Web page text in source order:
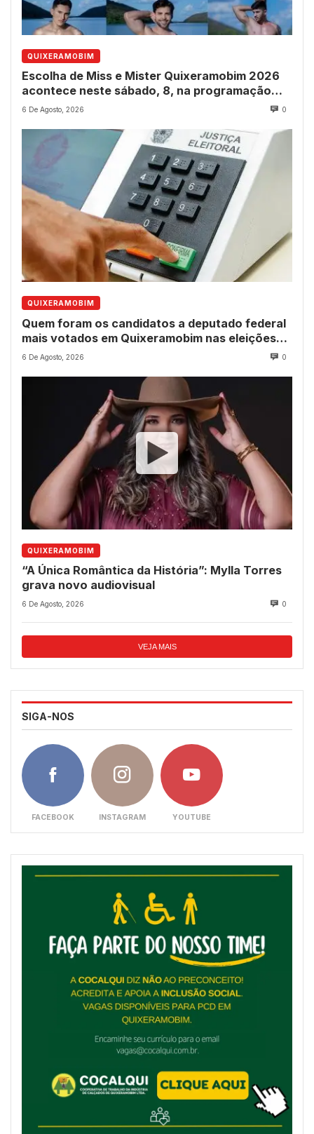
QUIXERAMOBIM
Escolha de Miss e Mister Quixeramobim 2026
acontece neste sábado, 8, na programação
dos 237 anos do município
6 De Agosto, 2026 0
QUIXERAMOBIM
Quem foram os candidatos a deputado federal
mais votados em Quixeramobim nas eleições
de 2022?
6 De Agosto, 2026 0
QUIXERAMOBIM
“A Única Romântica da História”: Mylla Torres
grava novo audiovisual
6 De Agosto, 2026 0
VEJA MAIS
SIGA-NOS
FACEBOOK INSTAGRAM YOUTUBE